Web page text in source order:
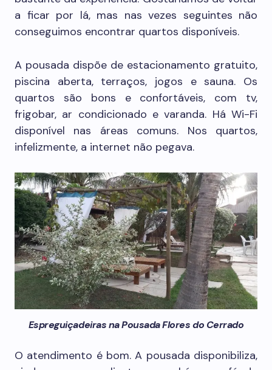
a ficar por lá, mas nas vezes seguintes não
conseguimos encontrar quartos disponíveis.
A pousada dispõe de estacionamento gratuito,
piscina aberta, terraços, jogos e sauna. Os
quartos são bons e confortáveis, com tv,
frigobar, ar condicionado e varanda. Há Wi-Fi
disponível nas áreas comuns. Nos quartos,
infelizmente, a internet não pegava.
Espreguiçadeiras na Pousada Flores do Cerrado
O atendimento é bom. A pousada disponibiliza,